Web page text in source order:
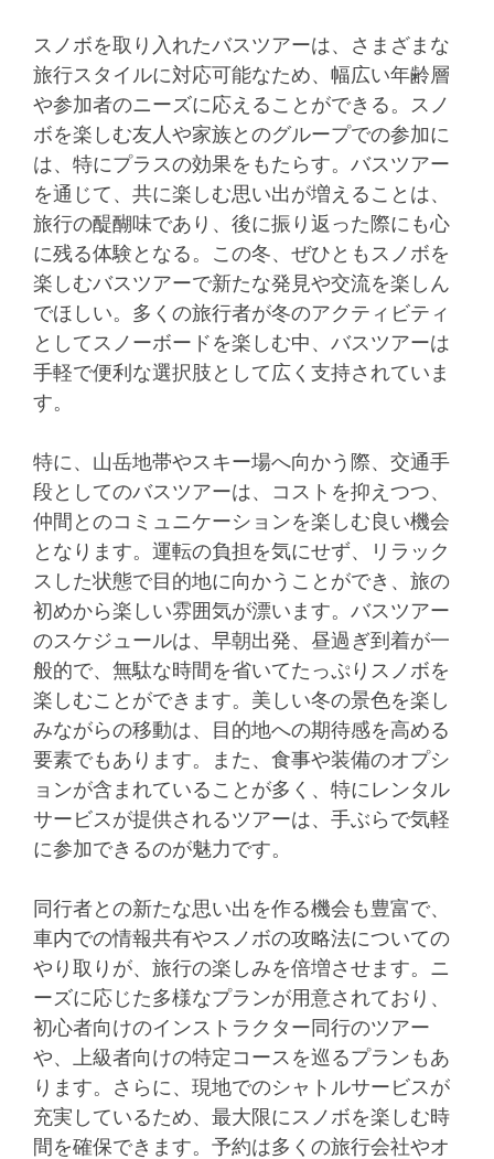
スノボを取り入れたバスツアーは、さまざまな
旅行スタイルに対応可能なため、幅広い年齢層
や参加者のニーズに応えることができる。スノ
ボを楽しむ友人や家族とのグループでの参加に
は、特にプラスの効果をもたらす。バスツアー
を通じて、共に楽しむ思い出が増えることは、
旅行の醍醐味であり、後に振り返った際にも心
に残る体験となる。この冬、ぜひともスノボを
楽しむバスツアーで新たな発見や交流を楽しん
でほしい。多くの旅行者が冬のアクティビティ
としてスノーボードを楽しむ中、バスツアーは
手軽で便利な選択肢として広く支持されていま
す。
特に、山岳地帯やスキー場へ向かう際、交通手
段としてのバスツアーは、コストを抑えつつ、
仲間とのコミュニケーションを楽しむ良い機会
となります。運転の負担を気にせず、リラック
スした状態で目的地に向かうことができ、旅の
初めから楽しい雰囲気が漂います。バスツアー
のスケジュールは、早朝出発、昼過ぎ到着が一
般的で、無駄な時間を省いてたっぷりスノボを
楽しむことができます。美しい冬の景色を楽し
みながらの移動は、目的地への期待感を高める
要素でもあります。また、食事や装備のオプシ
ョンが含まれていることが多く、特にレンタル
サービスが提供されるツアーは、手ぶらで気軽
に参加できるのが魅力です。
同行者との新たな思い出を作る機会も豊富で、
車内での情報共有やスノボの攻略法についての
やり取りが、旅行の楽しみを倍増させます。ニ
ーズに応じた多様なプランが用意されており、
初心者向けのインストラクター同行のツアー
や、上級者向けの特定コースを巡るプランもあ
ります。さらに、現地でのシャトルサービスが
充実しているため、最大限にスノボを楽しむ時
間を確保できます。予約は多くの旅行会社やオ